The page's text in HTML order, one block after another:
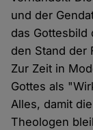
und der
das Gottesbild
den Stand der
Zur Zeit in
Gottes als
Alles, damit
Theologen